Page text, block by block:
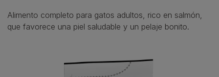
Alimento completo para gatos adultos, rico en salmón,
que favorece una piel saludable y un pelaje bonito.